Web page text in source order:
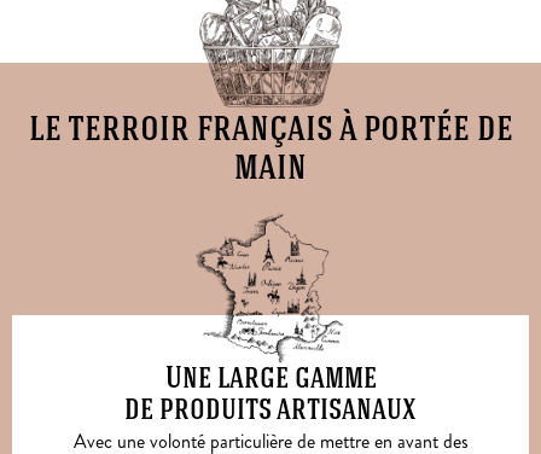
le terroir français à portée de
main
Une large gamme
de produits artisanaux
Avec une volonté particulière de mettre en avant des